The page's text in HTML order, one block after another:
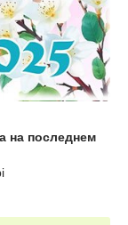
на последнем